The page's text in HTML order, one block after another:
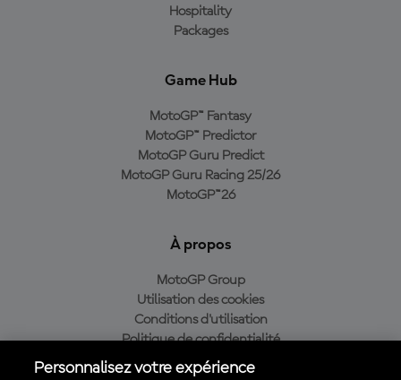
Hospitality
Packages
Game Hub
MotoGP™ Fantasy
MotoGP™ Predictor
MotoGP Guru Predict
MotoGP Guru Racing 25/26
MotoGP™26
À propos
MotoGP Group
Utilisation des cookies
Conditions d'utilisation
Politique de confidentialité
Politique d’achat
Personnalisez votre expérience